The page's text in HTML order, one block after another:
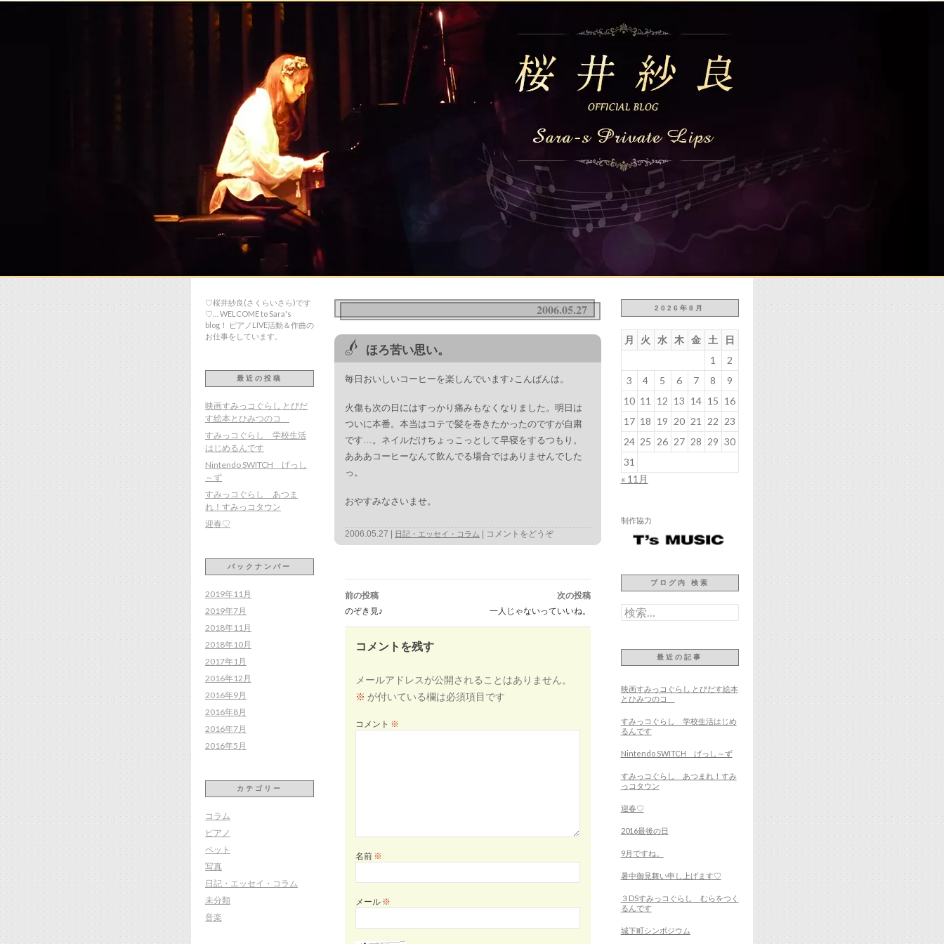
2006.05.27
ほろ苦い思い。
毎日おいしいコーヒーを楽しんでいます♪こんばんは。
火傷も次の日にはすっかり痛みもなくなりました。明日は
ついに本番。本当はコテで髪を巻きたかったのですが自粛
です…。ネイルだけちょっこっとして早寝をするつもり。
あああコーヒーなんて飲んでる場合ではありませんでした
っ。
おやすみなさいませ。
2006.05.27 日記・エッセイ・コラム コメントをどうぞ
投
稿
ナ
ゲ
シ
前の投稿
のぞき見♪
次の投稿
一人じゃないっていいね。
コメントを残す
メールアドレスが公開されることはありません。
※ が付いている欄は必須項目です
コメント ※
名前 ※
メール ※
2026年8月
月 火 水 木 金 土
日
1
2
3
4 5 6 7 8
9
10 11 12 13 14 15 16
17 18 19 20 21 22 23
24 25 26 27 28 29 30
31
« 11月
制作協力
ブログ内 検索
検
索:
最近の記事
映画すみっコぐらし とびだす絵本
とひみつのコ
すみっコぐらし 学校生活はじめ
るんです
Nintendo SWITCH げっし～ず
すみっコぐらし あつまれ！すみ
っコタウン
迎春♡
2016最後の日
9月ですね。
暑中御見舞い申し上げます♡
３DSすみっコぐらし むらをつく
るんです
城下町シンポジウム
♡桜井紗良(さくらいさら)です
♡… WELCOME to Sara's
blog！ ピアノLIVE活動＆作曲の
お仕事をしています。
最近の投稿
映画すみっコぐらし とびだ
す絵本とひみつのコ
すみっコぐらし 学校生活
はじめるんです
Nintendo SWITCH げっし
～ず
すみっコぐらし あつま
れ！すみっコタウン
迎春♡
バックナンバー
2019年11月
2019年7月
2018年11月
2018年10月
2017年1月
2016年12月
2016年9月
2016年8月
2016年7月
2016年5月
カテゴリー
コラム
ピアノ
ペット
写真
日記・エッセイ・コラム
未分類
音楽